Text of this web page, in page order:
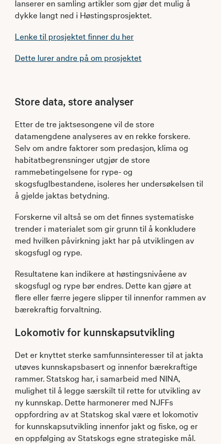
lanserer en samling artikler som gjør det mulig å
dykke langt ned i Høstingsprosjektet.
Lenke til prosjektet finner du her
Dette lurer andre på om prosjektet
Store data, store analyser
Etter de tre jaktsesongene vil de store
datamengdene analyseres av en rekke forskere.
Selv om andre faktorer som predasjon, klima og
habitatbegrensninger utgjør de store
rammebetingelsene for rype- og
skogsfuglbestandene, isoleres her undersøkelsen til
å gjelde jaktas betydning.
Forskerne vil altså se om det finnes systematiske
trender i materialet som gir grunn til å konkludere
med hvilken påvirkning jakt har på utviklingen av
skogsfugl og rype.
Resultatene kan indikere at høstingsnivåene av
skogsfugl og rype bør endres. Dette kan gjøre at
flere eller færre jegere slipper til innenfor rammen av
bærekraftig forvaltning.
Lokomotiv for kunnskapsutvikling
Det er knyttet sterke samfunnsinteresser til at jakta
utøves kunnskapsbasert og innenfor bærekraftige
rammer. Statskog har, i samarbeid med NINA,
mulighet til å legge særskilt til rette for utvikling av
ny kunnskap. Dette harmonerer med NJFFs
oppfordring av at Statskog skal være et lokomotiv
for kunnskapsutvikling innenfor jakt og fiske, og er
en oppfølging av Statskogs egne strategiske mål.